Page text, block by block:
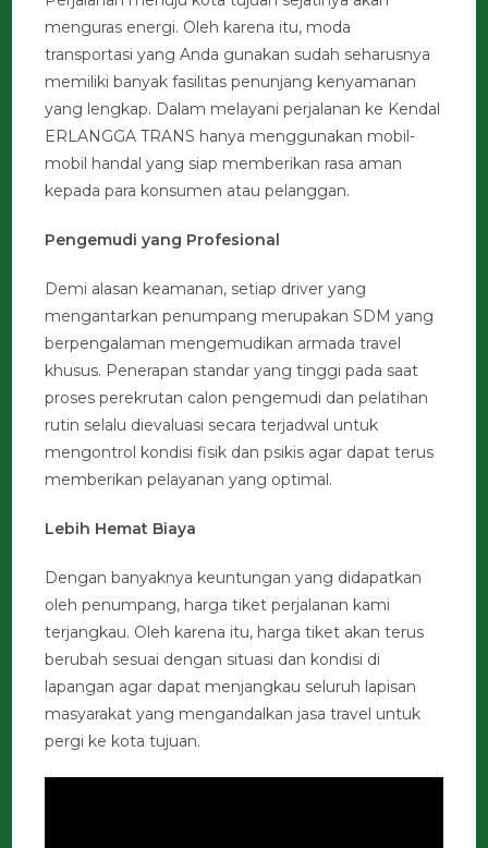
menguras energi. Oleh karena itu, moda
transportasi yang Anda gunakan sudah seharusnya
memiliki banyak fasilitas penunjang kenyamanan
yang lengkap. Dalam melayani perjalanan ke Kendal
ERLANGGA TRANS hanya menggunakan mobil-
mobil handal yang siap memberikan rasa aman
kepada para konsumen atau pelanggan.
Pengemudi yang Profesional
Demi alasan keamanan, setiap driver yang
mengantarkan penumpang merupakan SDM yang
berpengalaman mengemudikan armada travel
khusus. Penerapan standar yang tinggi pada saat
proses perekrutan calon pengemudi dan pelatihan
rutin selalu dievaluasi secara terjadwal untuk
mengontrol kondisi fisik dan psikis agar dapat terus
memberikan pelayanan yang optimal.
Lebih Hemat Biaya
Dengan banyaknya keuntungan yang didapatkan
oleh penumpang, harga tiket perjalanan kami
terjangkau. Oleh karena itu, harga tiket akan terus
berubah sesuai dengan situasi dan kondisi di
lapangan agar dapat menjangkau seluruh lapisan
masyarakat yang mengandalkan jasa travel untuk
pergi ke kota tujuan.